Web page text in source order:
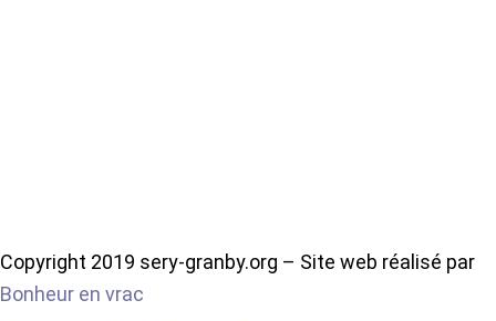
Copyright 2019 sery-granby.org – Site web réalisé par
Bonheur en vrac